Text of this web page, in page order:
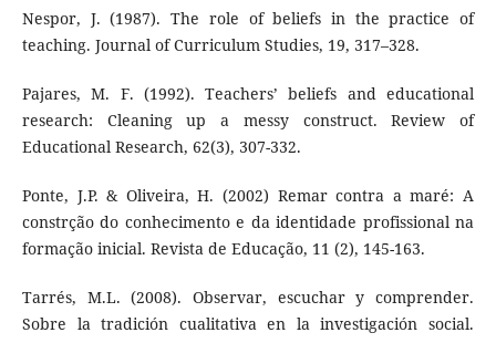
Nespor, J. (1987). The role of beliefs in the practice of
teaching. Journal of Curriculum Studies, 19, 317–328.
Pajares, M. F. (1992). Teachers’ beliefs and educational
research: Cleaning up a messy construct. Review of
Educational Research, 62(3), 307-332.
Ponte, J.P. & Oliveira, H. (2002) Remar contra a maré: A
constrção do conhecimento e da identidade profissional na
formação inicial. Revista de Educação, 11 (2), 145-163.
Tarrés, M.L. (2008). Observar, escuchar y comprender.
Sobre la tradición cualitativa en la investigación social.